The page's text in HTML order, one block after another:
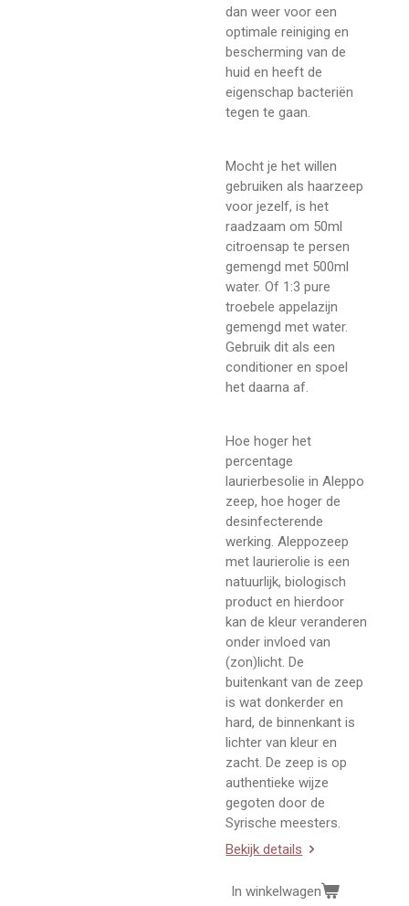
dan weer voor een
optimale reiniging en
bescherming van de
huid en heeft de
eigenschap bacteriën
tegen te gaan.
Mocht je het willen
gebruiken als haarzeep
voor jezelf, is het
raadzaam om 50ml
citroensap te persen
gemengd met 500ml
water. Of 1:3 pure
troebele appelazijn
gemengd met water.
Gebruik dit als een
conditioner en spoel
het daarna af.
Hoe hoger het
percentage
laurierbesolie in Aleppo
zeep, hoe hoger de
desinfecterende
werking. Aleppozeep
met laurierolie is een
natuurlijk, biologisch
product en hierdoor
kan de kleur veranderen
onder invloed van
(zon)licht. De
buitenkant van de zeep
is wat donkerder en
hard, de binnenkant is
lichter van kleur en
zacht. De zeep is op
authentieke wijze
gegoten door de
Syrische meesters.
Bekijk details
In winkelwagen